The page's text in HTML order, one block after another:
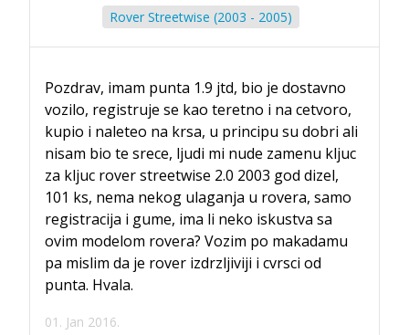
Rover Streetwise (2003 - 2005)
Pozdrav, imam punta 1.9 jtd, bio je dostavno
vozilo, registruje se kao teretno i na cetvoro,
kupio i naleteo na krsa, u principu su dobri ali
nisam bio te srece, ljudi mi nude zamenu kljuc
za kljuc rover streetwise 2.0 2003 god dizel,
101 ks, nema nekog ulaganja u rovera, samo
registracija i gume, ima li neko iskustva sa
ovim modelom rovera? Vozim po makadamu
pa mislim da je rover izdrzljiviji i cvrsci od
punta. Hvala.
01. Jan 2016.